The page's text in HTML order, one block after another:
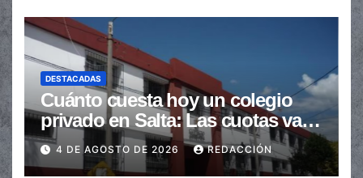
DESTACADAS
Cuánto cuesta hoy un colegio
privado en Salta: Las cuotas van
de $110.000 a más de $600.000
4 DE AGOSTO DE 2026 REDACCIÓN